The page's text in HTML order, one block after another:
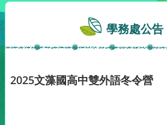
學務處公告
2025文藻國高中雙外語冬令營